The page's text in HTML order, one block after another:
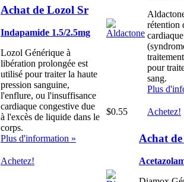
Achat de Lozol Sr
Indapamide 1.5/2.5mg
Lozol Générique à
libération prolongée est
utilisé pour traiter la haute
pression sanguine,
l'enflure, ou l'insuffisance
cardiaque congestive due
à l'excès de liquide dans le
corps.
Plus d'information »
Achetez!
rétention
pour
sang.
Plus
$0.55 Achetez!
Achat